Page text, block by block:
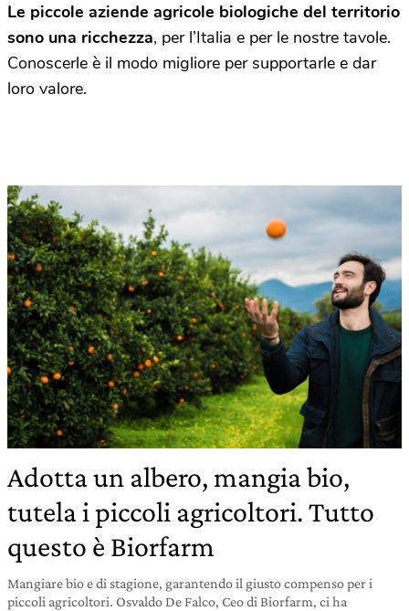
Le piccole aziende agricole biologiche del territorio
sono una ricchezza, per l’Italia e per le nostre tavole.
Conoscerle è il modo migliore per supportarle e dar
loro valore.
Adotta un albero, mangia bio,
tutela i piccoli agricoltori. Tutto
questo è Biorfarm
Mangiare bio e di stagione, garantendo il giusto compenso per i
piccoli agricoltori. Osvaldo De Falco, Ceo di Biorfarm, ci ha